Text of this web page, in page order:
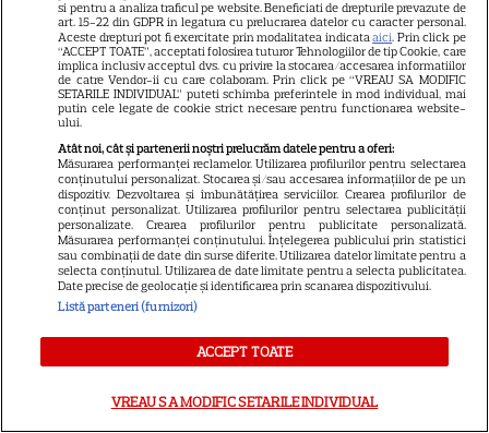
15
Premiere de neratat pe Netflix,
Disney+ și SkyShowtime în
august: seriale noi, filme de
colecție și vedete de top
5
CINEMA
Eli Roth revine cu „Omul cu
înghețata mortală”. Filmul
horror în care copiii devin
criminali după ce mănâncă
înghețată
„Povestea peștelui posac”,
si pentru a analiza traficul pe website. Beneficiati de drepturile prevazute de
art. 15-22 din GDPR in legatura cu prelucrarea datelor cu caracter personal.
Aceste drepturi pot fi exercitate prin modalitatea indicataaici. Prin click pe
“ACCEPT TOATE”, acceptati folosirea tuturor Tehnologiilor de tip Cookie, care
implica inclusiv acceptul dvs. cu privire la stocarea/accesarea informatiilor
de catre Vendor-ii cu care colaboram. Prin click pe “VREAU SA MODIFIC
SETARILE INDIVIDUAL” puteti schimba preferintele in mod individual, mai
putin cele legate de cookie strict necesare pentru functionarea website-
ului.
Atât noi, cât și partenerii noștri prelucrăm datele pentru a oferi:
Măsurarea performanței reclamelor. Utilizarea profilurilor pentru selectarea
conținutului personalizat. Stocarea și/sau accesarea informațiilor de pe un
dispozitiv. Dezvoltarea și îmbunătățirea serviciilor. Crearea profilurilor de
conținut personalizat. Utilizarea profilurilor pentru selectarea publicității
personalizate. Crearea profilurilor pentru publicitate personalizată.
Măsurarea performanței conținutului. Înțelegerea publicului prin statistici
sau combinații de date din surse diferite. Utilizarea datelor limitate pentru a
selecta conținutul. Utilizarea de date limitate pentru a selecta publicitatea.
Date precise de geolocație și identificarea prin scanarea dispozitivului.
Listă parteneri (furnizori)
ACCEPT TOATE
VREAU SA MODIFIC SETARILE INDIVIDUAL